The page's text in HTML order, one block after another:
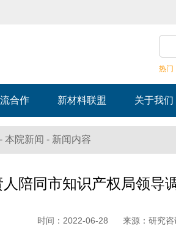
热门
合作 新材料联盟 关于我们
-本院新闻 - 新闻内容
陪同市知识产权局领导
时间： 2022-06-28 来源： 研究咨